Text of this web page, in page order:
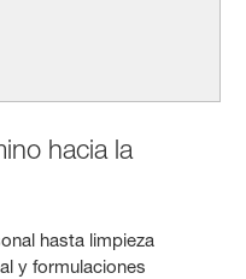
hacia la
hasta limpieza
y formulaciones